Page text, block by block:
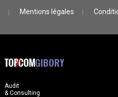
Mentions légales
GIBORY
Audit
& Consulting